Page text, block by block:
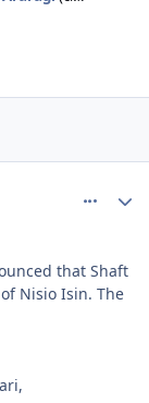
that Shaft
Nisio Isin. The